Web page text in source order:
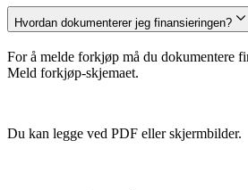
Hvordan dokumenterer jeg finansieringen?
For å melde forkjøp må du dokumentere
Meld forkjøp-skjemaet.
Du kan legge ved PDF eller skjermbilder.